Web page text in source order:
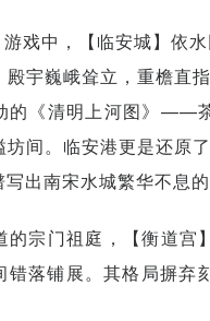
游戏中，【临安城】依
宇巍峨耸立，重檐直
的《清明上河图》——
间。临安港更是还原
出南宋水城繁华不息的
的宗门祖庭，【衡道
落铺展。其格局摒弃